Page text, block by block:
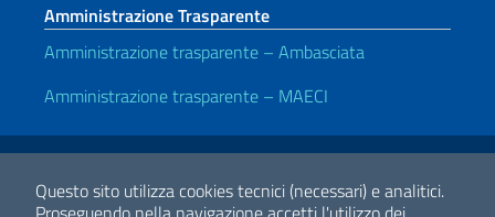
Questo sito utilizza cookies tecnici (necessari) e analitici.
Amministrazione Trasparente
Amministrazione trasparente – Ambasciata
Amministrazione trasparente – MAECI
Link Utili